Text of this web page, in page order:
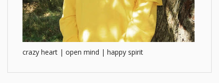
crazy heart | open mind | happy spirit